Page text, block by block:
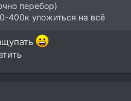
перебор)
400к уложиться на всё